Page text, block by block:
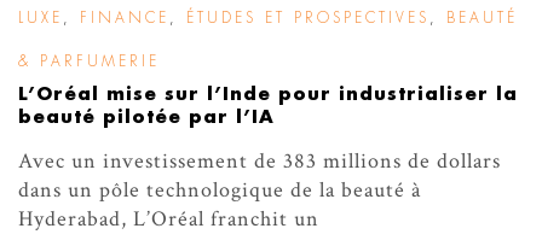
LUXE FINANCE ÉTUDES ET PROSPECTIVES BEAUTÉ
& PARFUMERIE
L’Oréal mise sur l’Inde pour industrialiser la
beauté pilotée par l’IA
Avec un investissement de 383 millions de dollars
dans un pôle technologique de la beauté à
Hyderabad, L’Oréal franchit un